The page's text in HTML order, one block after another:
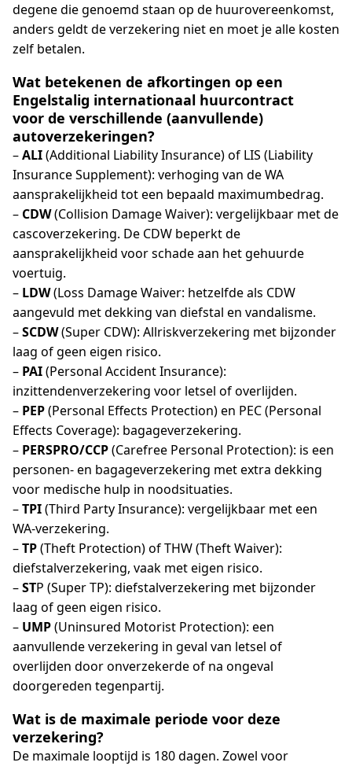
degene die genoemd staan op de huurovereenkomst,
anders geldt de verzekering niet en moet je alle kosten
zelf betalen.
Wat betekenen de afkortingen op een
Engelstalig internationaal huurcontract
voor de verschillende (aanvullende)
autoverzekeringen?
–ALI(Additional Liability Insurance) of LIS (Liability
Insurance Supplement): verhoging van de WA
aansprakelijkheid tot een bepaald maximumbedrag.
– CDW(Collision Damage Waiver): vergelijkbaar met de
cascoverzekering. De CDW beperkt de
aansprakelijkheid voor schade aan het gehuurde
voertuig.
– LDW(Loss Damage Waiver: hetzelfde als CDW
aangevuld met dekking van diefstal en vandalisme.
–SCDW(Super CDW): Allriskverzekering met bijzonder
laag of geen eigen risico.
– PAI(Personal Accident Insurance):
inzittendenverzekering voor letsel of overlijden.
– PEP(Personal Effects Protection) en PEC (Personal
Effects Coverage): bagageverzekering.
– PERSPRO/CCP(Carefree Personal Protection): is een
personen- en bagageverzekering met extra dekking
voor medische hulp in noodsituaties.
–TPI(Third Party Insurance): vergelijkbaar met een
WA-verzekering.
–TP(Theft Protection) of THW (Theft Waiver):
diefstalverzekering, vaak met eigen risico.
–STP (Super TP): diefstalverzekering met bijzonder
laag of geen eigen risico.
– UMP(Uninsured Motorist Protection): een
aanvullende verzekering in geval van letsel of
overlijden door onverzekerde of na ongeval
doorgereden tegenpartij.
Wat is de maximale periode voor deze
verzekering?
De maximale looptijd is 180 dagen. Zowel voor